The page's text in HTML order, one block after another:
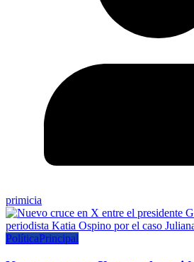
primicia
PolíticaPrincipal